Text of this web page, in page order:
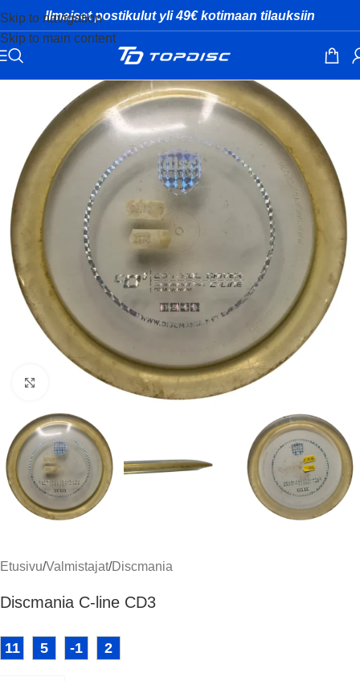
Skip to navigation
Skip to main content
Ilmaiset postikulut yli 49€ kotimaan tilauksiin
Klikkaa suuremmaksi
Etusivu/Valmistajat/Discmania
Discmania C-line CD3
11 5 -1 2